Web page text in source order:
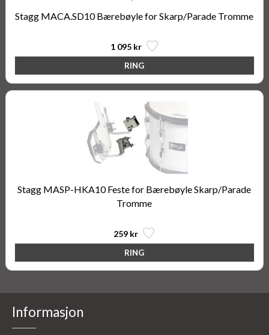
Stagg MACA.SD10 Bærebøyle for Skarp/Parade Tromme
1 095 kr
Stagg MASP-HKA10 Feste for Bærebøyle Skarp/Parade
Tromme
259 kr
Informasjon